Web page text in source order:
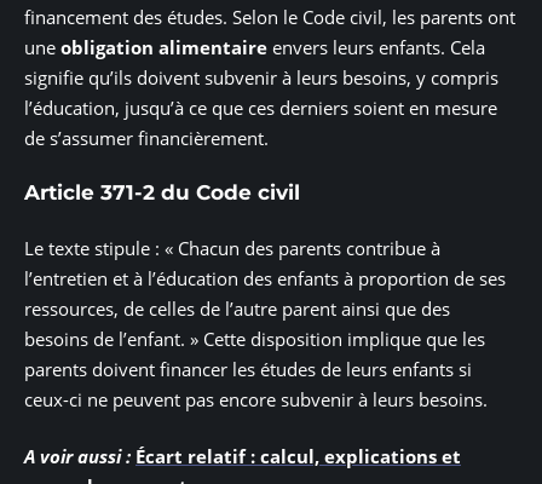
financement des études. Selon le Code civil, les parents ont
une obligation alimentaire envers leurs enfants. Cela
signifie qu’ils doivent subvenir à leurs besoins, y compris
l’éducation, jusqu’à ce que ces derniers soient en mesure
de s’assumer financièrement.
Article 371-2 du Code civil
Le texte stipule : « Chacun des parents contribue à
l’entretien et à l’éducation des enfants à proportion de ses
ressources, de celles de l’autre parent ainsi que des
besoins de l’enfant. » Cette disposition implique que les
parents doivent financer les études de leurs enfants si
ceux-ci ne peuvent pas encore subvenir à leurs besoins.
A voir aussi : Écart relatif : calcul, explications et